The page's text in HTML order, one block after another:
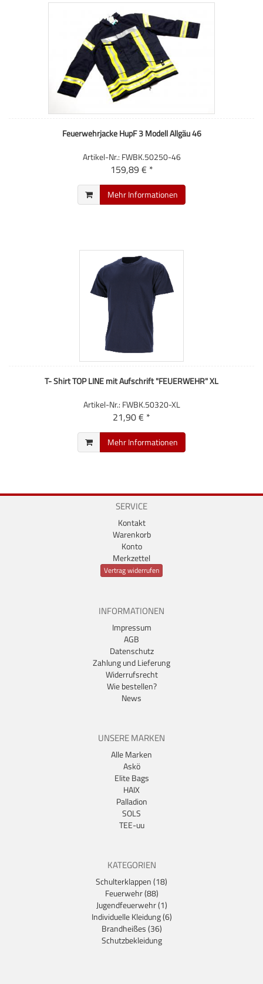
Feuerwehrjacke HupF 3 Modell Allgäu 46
Artikel-Nr.: FWBK.50250-46
159,89 € *
Mehr Informationen
T- Shirt TOP LINE mit Aufschrift "FEUERWEHR" XL
Artikel-Nr.: FWBK.50320-XL
21,90 € *
Mehr Informationen
SERVICE
Kontakt
Warenkorb
Konto
Merkzettel
Vertrag widerrufen
INFORMATIONEN
Impressum
AGB
Datenschutz
Zahlung und Lieferung
Widerrufsrecht
Wie bestellen?
News
UNSERE MARKEN
Alle Marken
Askö
Elite Bags
HAIX
Palladion
SOLS
TEE-uu
KATEGORIEN
Schulterklappen (18)
Feuerwehr (88)
Jugendfeuerwehr (1)
Individuelle Kleidung (6)
Brandheißes (36)
Schutzbekleidung